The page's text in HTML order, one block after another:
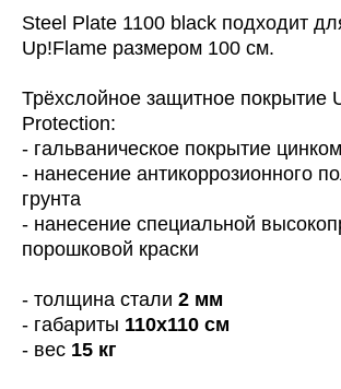
Steel Plate 1100 black подходит
Up!Flame размером 100 см.
Трёхслойное защитное покрытие
Protection:
- гальваническое покрытие цинком
- нанесение антикоррозионного
грунта
- нанесение специальной
порошковой краски
- толщина стали 2 мм
- габариты 110x110 см
- вес 15 кг